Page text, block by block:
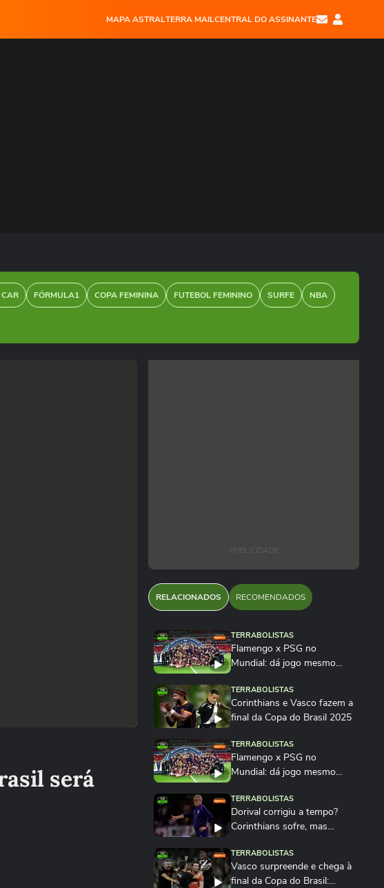
MAPA ASTRALTERRA MAILCENTRAL DO ASSINANTE
FÓRMULA1 COPA FEMININA FUTEBOL FEMININO SURFE NBA
será
PUBLICIDADE
RELACIONADOS RECOMENDADOS
TERRABOLISTAS
Flamengo x PSG no
Mundial: dá jogo mesmo
TERRABOLISTAS
Corinthians e Vasco fazem a
final da Copa do Brasil 2025
TERRABOLISTAS
Flamengo x PSG no
Mundial: dá jogo mesmo
TERRABOLISTAS
Dorival corrigiu a tempo?
Corinthians sofre, mas
TERRABOLISTAS
Vasco surpreende e chega à
final da Copa do Brasil: